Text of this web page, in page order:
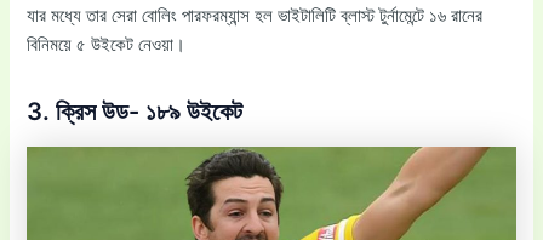
যার মধ্যে তার সেরা বোলিং পারফরম্যান্স হল ভাইটালিটি ব্লাস্ট টুর্নামেন্টে ১৬ রানের
বিনিময়ে ৫ উইকেট নেওয়া।
3. ক্রিস উড- ১৮৯ উইকেট